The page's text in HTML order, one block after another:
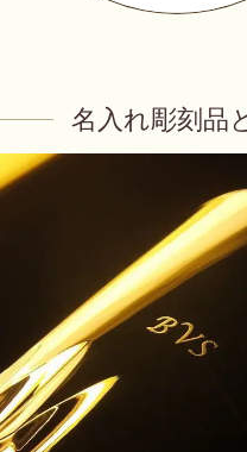
名入れ彫刻品